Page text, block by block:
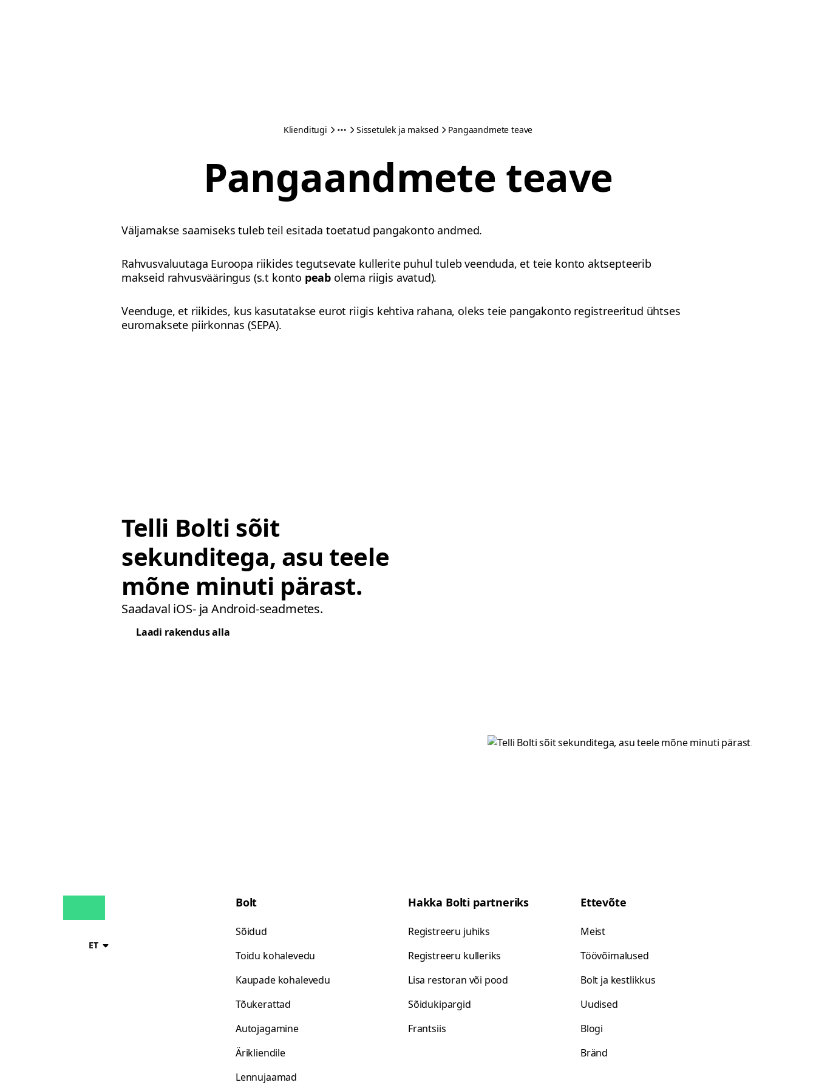
Klienditugi Sissetulek ja maksed Pangaandmete teave
Pangaandmete teave
Väljamakse saamiseks tuleb teil esitada toetatud pangakonto andmed.
Rahvusvaluutaga Euroopa riikides tegutsevate kullerite puhul tuleb veenduda, et teie konto aktsepteerib
makseid rahvusvääringus (s.t konto peab olema riigis avatud).
Veenduge, et riikides, kus kasutatakse eurot riigis kehtiva rahana, oleks teie pangakonto registreeritud ühtses
euromaksete piirkonnas (SEPA).
Telli Bolti sõit
sekunditega, asu teele
mõne minuti pärast.
Saadaval iOS- ja Android-seadmetes.
Laadi rakendus alla
ET
Bolt
Sõidud
Toidu kohalevedu
Kaupade kohalevedu
Tõukerattad
Autojagamine
Ärikliendile
Lennujaamad
Hakka Bolti partneriks
Registreeru juhiks
Registreeru kulleriks
Lisa restoran või pood
Sõidukipargid
Frantsiis
Ettevõte
Meist
Töövõimalused
Bolt ja kestlikkus
Uudised
Blogi
Bränd